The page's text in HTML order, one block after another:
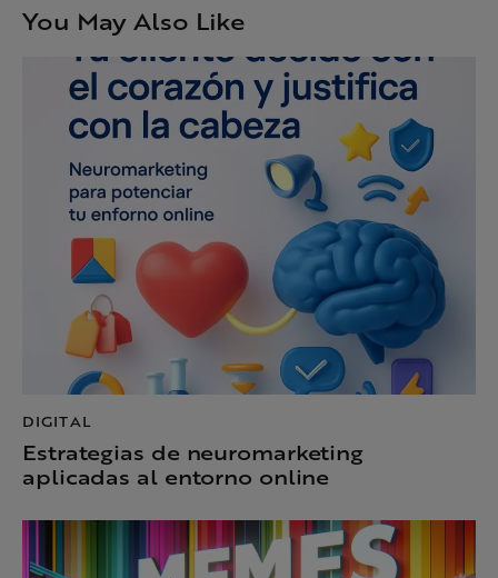
You May Also Like
DIGITAL
Estrategias de neuromarketing
aplicadas al entorno online